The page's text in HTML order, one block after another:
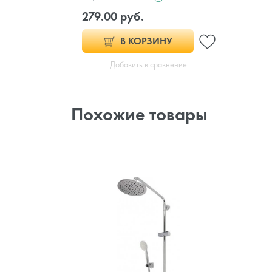
279.00 руб.
В КОРЗИНУ
Добавить в сравнение
Похожие товары